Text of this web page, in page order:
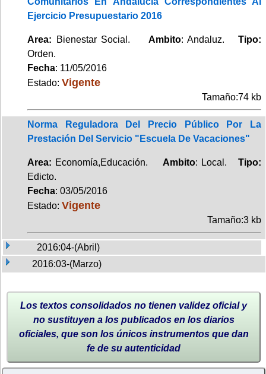
Ejercicio Presupuestario 2016
Area: Bienestar Social. Ambito: Andaluz.Tipo:
Orden.
Fecha: 11/05/2016
Estado: Vigente
Tamaño:74 kb
Norma Reguladora Del Precio Público Por La
Prestación Del Servicio "Escuela De Vacaciones"
Area: Economía,Educación. Ambito: Local.Tipo:
Edicto.
Fecha: 03/05/2016
Estado: Vigente
Tamaño:3 kb
2016:04-(Abril)
2016:03-(Marzo)
Los textos consolidados no tienen validez oficial y
no sustituyen a los publicados en los diarios
oficiales, que son los únicos instrumentos que dan
fe de su autenticidad